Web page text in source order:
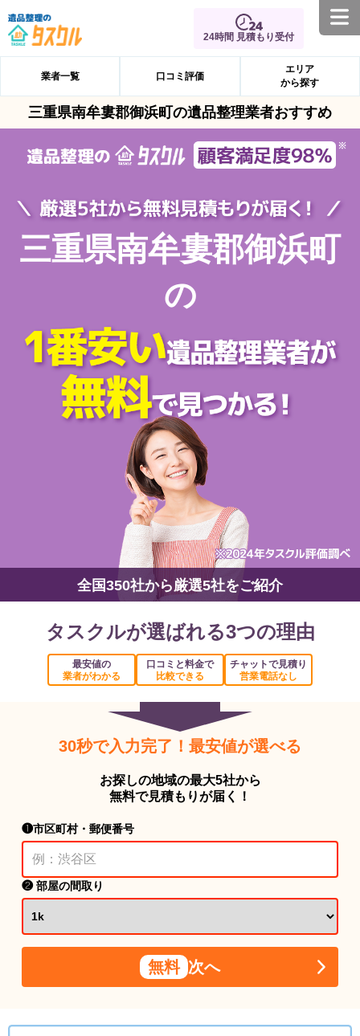
24時間 見積もり受付
業者一覧 口コミ評価
エリア
から探す
三重県南牟婁郡御浜町の遺品整理業者おすすめ
三重県南牟婁郡御浜町
の
全国350社から厳選5社をご紹介
タスクルが選ばれる3つの理由
最安値の
業者がわかる
口コミと料金で
比較できる
チャットで見積り
営業電話なし
30秒で入力完了！最安値が選べる
お探しの地域の最大5社から
無料で見積もりが届く！
❶市区町村・郵便番号
❷ 部屋の間取り
無料 次へ